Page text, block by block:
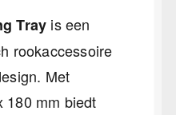
Tray is een
rookaccessoire
Met
180 mm biedt